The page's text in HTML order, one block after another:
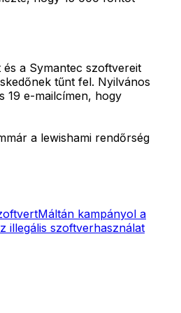
a Symantec szoftvereit
tűnt fel. Nyilvános
19 e-mailcímen, hogy
a lewishami rendőrség
Máltán kampányol a
illegális szoftverhasználat